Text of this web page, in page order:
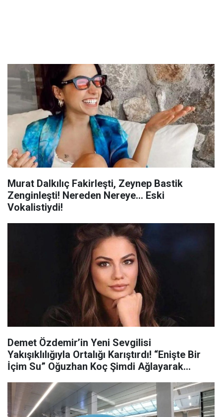
Murat Dalkılıç Fakirleşti, Zeynep Bastik
Zenginleşti! Nereden Nereye… Eski
Vokalistiydi!
Demet Özdemir’in Yeni Sevgilisi
Yakışıklılığıyla Ortalığı Karıştırdı! “Enişte Bir
İçim Su” Oğuzhan Koç Şimdi Ağlayarak